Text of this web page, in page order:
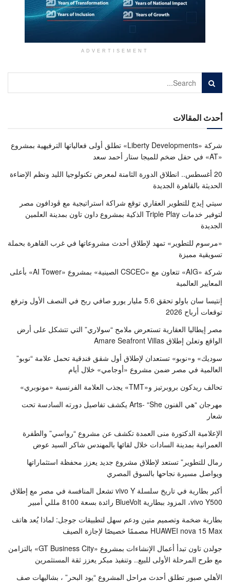
ADVERTISEMENT
أحدث المقالات
شركة «Liberty Developments» تطلق أولى فعالياتها الترفيهية بمشروع
«AT» في حفل ضخم للميجا ستار أحمد سعد
20 أغسطس.. انطلاق الدورة الثامنة لمعرض تكنولوجيا الليد ونظم الإضاءة
الحديثة بالقاهرة الجديدة
سيتي إيدج للتطوير العقاري توقع شراكة استراتيجية مع ڤودافون مصر
لتوفير خدمات Triple Play الذكية بمشروع داون تاون بمدينة العلمين
الجديدة
«مرسوم للتطوير» تمهد لإطلاق أحدث مشروعاتها في غرب القاهرة بحملة
تسويقية مميزة
شركة «AIG» تتعاون مع «CSCEC الصينية» بمشروع «AI Tower» بأعلى
المعايير العالمية
إنتيسا سان باولو تحقق 5.6 مليار يورو صافي ربح في النصف الأول وترفع
توقعات أرباح 2026
مصر إيطاليا العقارية تستعرض ملامح “سولاري” التي تتشكل على أرض
الواقع وتعلن إطلاق Amare Seafront Villas
سوديك» و«نوبو» تستعدان لإطلاق أول شقق فندقية تحمل علامة “نوبو”
العالمية في مصر ضمن مشروع «أوجامي» خلال أيام
تحالف ريدكون بروبرتيز و«TMT» يجذب العلامة الفرنسية «مونوبري»
مهرجان “هي الفنون Arts- “She يكشف تفاصيل دورته السادسة تحت
شعار
الإعلامية الدكتورة منى العمدة تكشف عن مشروع “رواسي” والطفرة
العمرانية بمدينة السادات خلال لقائها بالمهندس شاكر السيد عوض
رمال للتطوير” تستعد لإطلاق مشروع جديد يعزز محفظة استثماراتها
ويواصل مسيرة نجاحها بالسوق المصري
أكبر بطارية في تاريخ سلسلة vivo Y تشعل المنافسة في مصر مع إطلاق
vivo Y500، المزود ببطارية BlueVolt رائدة بسعة 8100 مللي أمبير
بطارية ضخمة وتصميم متين ودعم سهل لتطبيقات جوجل: لماذا يُعد هاتف
HUAWEI nova 15 Max مصممًا خصيصًا لإجازة الصيف
جولدن تاون تبدأ أعمال الإنشاءات بمشروع «GT Business City» بالتزامن
مع طرح المرحلة الأولى للبيع.. وتنفيذ مبكر يعزز ثقة المستثمرين
الأهلي صبور تطلق أحدث مراحل المشروع “يود البحر” ، بشاليهات صف